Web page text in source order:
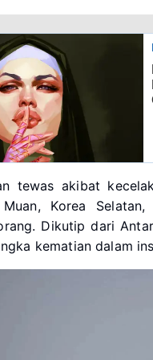
tewas akibat
Muan, Korea
Dikutip dari
kematian dalam